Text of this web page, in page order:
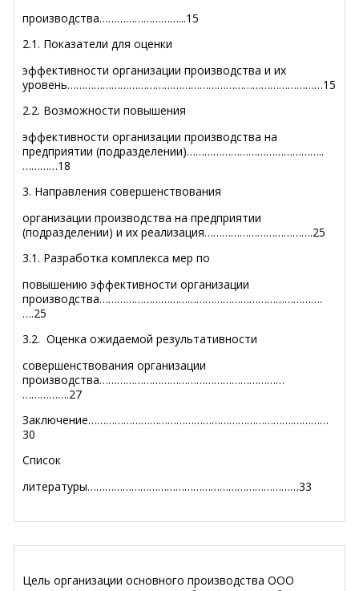
производства………………………...15
2.1. Показатели для оценки
эффективности организации производства и их
уровень……………………………………………………………………………15
2.2. Возможности повышения
эффективности организации производства на
предприятии (подразделении)………………………………………..
…………18
3. Направления совершенствования
организации производства на предприятии
(подразделении) и их реализация……………………………….25
3.1. Разработка комплекса мер по
повышению эффективности организации
производства………………………………………………………………….
….25
3.2. Оценка ожидаемой результативности
совершенствования организации
производства………………………………………………………
…………….27
Заключение…………………………………………………………….…………
30
Список
литературы………………………………………………………………33
Цель организации основного производства ООО